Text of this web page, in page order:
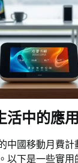
活中的應用
中國移動月費
以下是一些實用